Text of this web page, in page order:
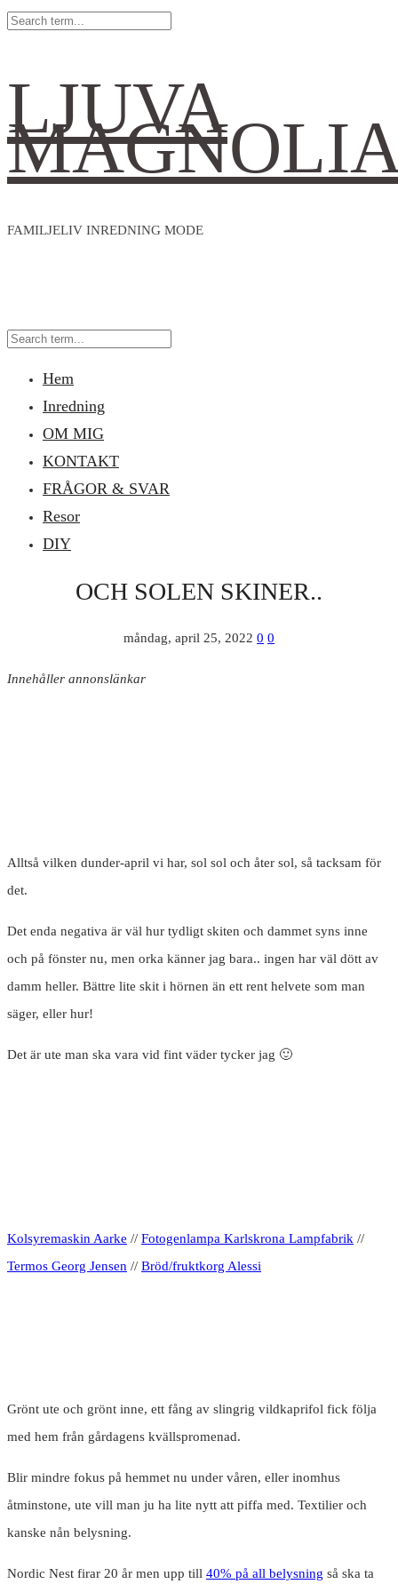
LJUVA
FAMILJELIV INREDNING MODE
Hem
Inredning
OM MIG
KONTAKT
FRÅGOR & SVAR
Resor
DIY
OCH SOLEN SKINER..
måndag, april 25, 2022 0 0
Innehåller annonslänkar
Alltså vilken dunder-april vi har, sol sol och åter sol, så tacksam för
det.
Det enda negativa är väl hur tydligt skiten och dammet syns inne
och på fönster nu, men orka känner jag bara.. ingen har väl dött av
damm heller. Bättre lite skit i hörnen än ett rent helvete som man
säger, eller hur!
Det är ute man ska vara vid fint väder tycker jag 🙂
Kolsyremaskin Aarke // Fotogenlampa Karlskrona Lampfabrik //
Termos Georg Jensen // Bröd/fruktkorg Alessi
Grönt ute och grönt inne, ett fång av slingrig vildkaprifol fick följa
med hem från gårdagens kvällspromenad.
Blir mindre fokus på hemmet nu under våren, eller inomhus
åtminstone, ute vill man ju ha lite nytt att piffa med. Textilier och
kanske nån belysning.
Nordic Nest firar 20 år men upp till 40% på all belysning så ska ta